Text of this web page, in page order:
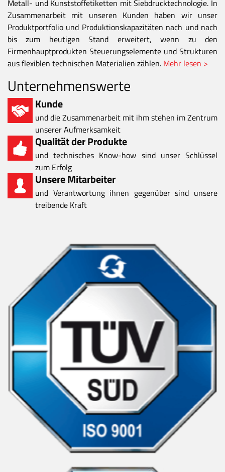
Metall- und Kunststoffetiketten mit Siebdrucktechnologie. In
Zusammenarbeit mit unseren Kunden haben wir unser
Produktportfolio und Produktionskapazitäten nach und nach
bis zum heutigen Stand erweitert, wenn zu den
Firmenhauptprodukten Steuerungselemente und Strukturen
aus flexiblen technischen Materialien zählen. Mehr lesen >
Unternehmenswerte
Kunde
und die Zusammenarbeit mit ihm stehen im Zentrum
unserer Aufmerksamkeit
Qualität der Produkte
und technisches Know-how sind unser Schlüssel
zum Erfolg
Unsere Mitarbeiter
und Verantwortung ihnen gegenüber sind unsere
treibende Kraft